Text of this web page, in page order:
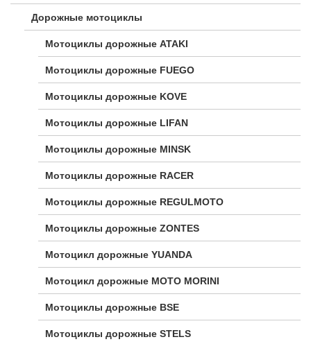
Дорожные мотоциклы
Мотоциклы дорожные ATAKI
Мотоциклы дорожные FUEGO
Мотоциклы дорожные KOVE
Мотоциклы дорожные LIFAN
Мотоциклы дорожные MINSK
Мотоциклы дорожные RACER
Мотоциклы дорожные REGULMOTO
Мотоциклы дорожные ZONTES
Мотоцикл дорожные YUANDA
Мотоцикл дорожные МОТО MORINI
Мотоциклы дорожные BSE
Мотоциклы дорожные STELS